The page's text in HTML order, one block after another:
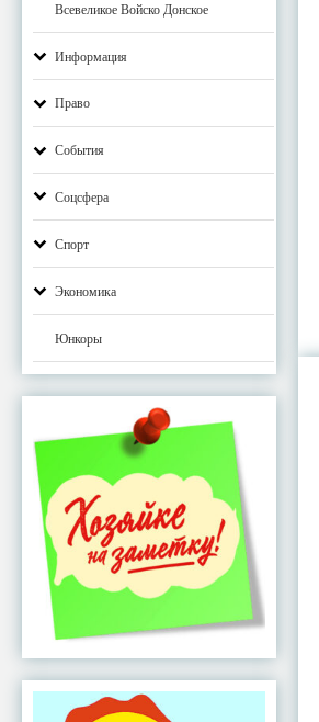
Всевеликое Войско Донское
Информация
Право
События
Соцсфера
Спорт
Экономика
Юнкоры